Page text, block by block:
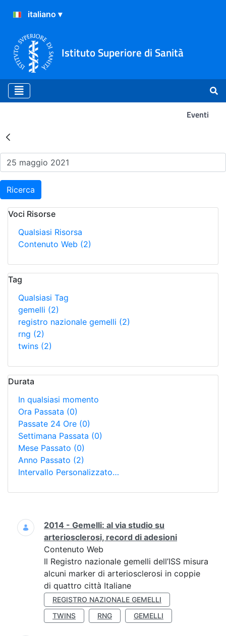
Istituto Superiore di Sanità
Eventi
Risultati della Ricerca -
Ricerca
Voci Risorse
Qualsiasi Risorsa
Contenuto Web (2)
Tag
Qualsiasi Tag
gemelli (2)
registro nazionale gemelli (2)
rng (2)
twins (2)
Durata
In qualsiasi momento
Ora Passata (0)
Passate 24 Ore (0)
Settimana Passata (0)
Mese Passato (0)
Anno Passato (2)
Intervallo Personalizzato…
Ricerca
2014 - Gemelli: al via studio su
arteriosclerosi, record di adesioni
Contenuto Web
Il Registro nazionale gemelli dell’ISS misura
alcuni marker di arteriosclerosi in coppie
di quattro città Italiane
REGISTRO NAZIONALE GEMELLI
TWINS
RNG GEMELLI